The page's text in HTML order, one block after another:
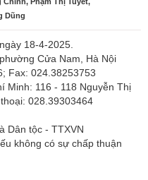
Dũng
18-4-2025.
Cửa Nam, Hà Nội
Fax: 024.38253753
Minh: 116 - 118 Nguyễn Thị
028.39303464
Dân tộc - TTXVN
không có sự chấp thuận